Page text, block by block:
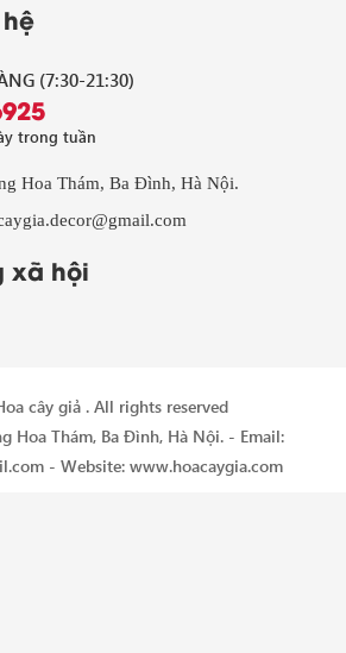
(7:30-21:30)
trong tuần
Hoa Thám, Ba Đình, Hà Nội.
xã hội
cây giả . All rights reserved
Hoa Thám, Ba Đình, Hà Nội. - Email:
- Website: www.hoacaygia.com